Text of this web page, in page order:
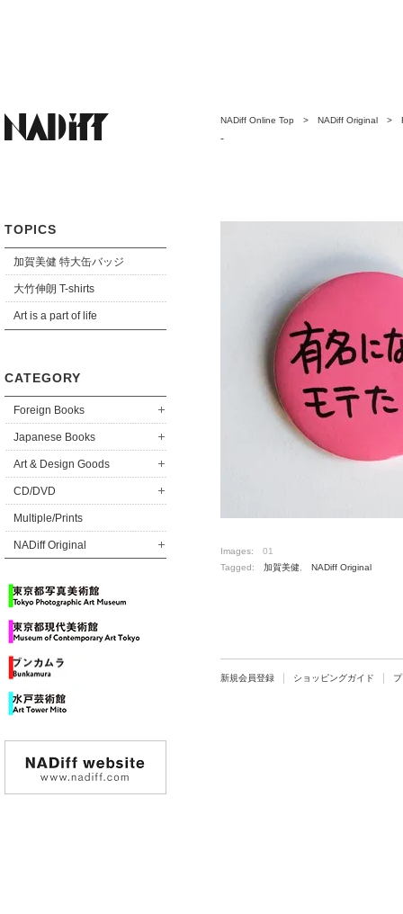
TOPICS
加賀美健 特大缶バッジ
大竹伸朗 T-shirts
Art is a part of life
CATEGORY
Foreign Books
Japanese Books
Art & Design Goods
CD/DVD
Multiple/Prints
NADiff Original
NADiff Online Top > NADiff Original >
-
Images: 01
Tagged: 加賀美健 NADiff Original
新規会員登録 ショッピングガイド